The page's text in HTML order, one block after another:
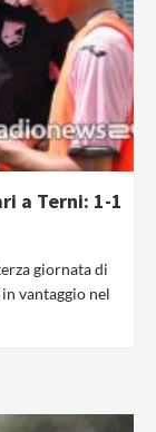
a Terni: 1-1
giornata di
vantaggio nel